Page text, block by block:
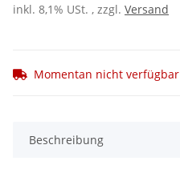
inkl. 8,1% USt. , zzgl. Versand
Momentan nicht verfügbar
Beschreibung